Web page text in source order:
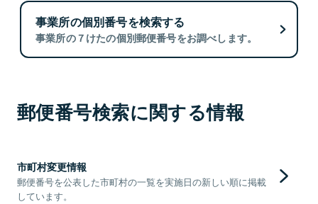
事業所の個別番号を検索する
事業所の７けたの個別郵便番号をお調べします。
郵便番号検索に関する情報
市町村変更情報
郵便番号を公表した市町村の一覧を実施日の新しい順に掲載
しています。